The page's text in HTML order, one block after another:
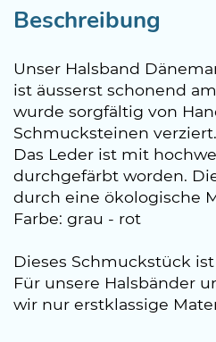
Beschreibung
Unser Halsband
ist äusserst schonend
wurde sorgfältig von
Schmucksteinen verziert.
Das Leder ist mit
durchgefärbt worden.
durch eine ökologische
Farbe: grau - rot
Dieses Schmuckstück
Für unsere Halsbänder
wir nur erstklassige